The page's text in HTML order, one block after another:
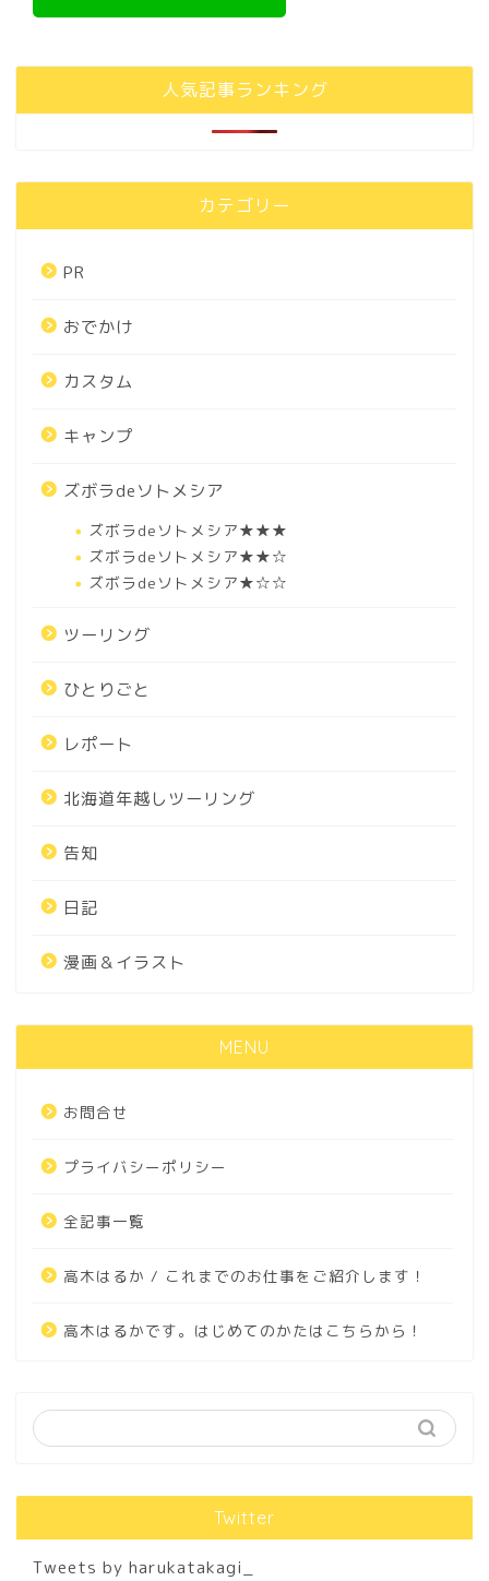
人気記事ランキング
カテゴリー
PR
おでかけ
カスタム
キャンプ
ズボラdeソトメシア
ズボラdeソトメシア★★★
ズボラdeソトメシア★★☆
ズボラdeソトメシア★☆☆
ツーリング
ひとりごと
レポート
北海道年越しツーリング
告知
日記
漫画＆イラスト
MENU
お問合せ
プライバシーポリシー
全記事一覧
高木はるか / これまでのお仕事をご紹介します！
高木はるかです。はじめてのかたはこちらから！
Twitter
Tweets by harukatakagi_